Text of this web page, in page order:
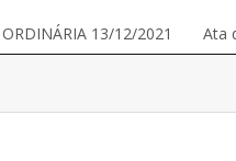
13/12/2021 Ata